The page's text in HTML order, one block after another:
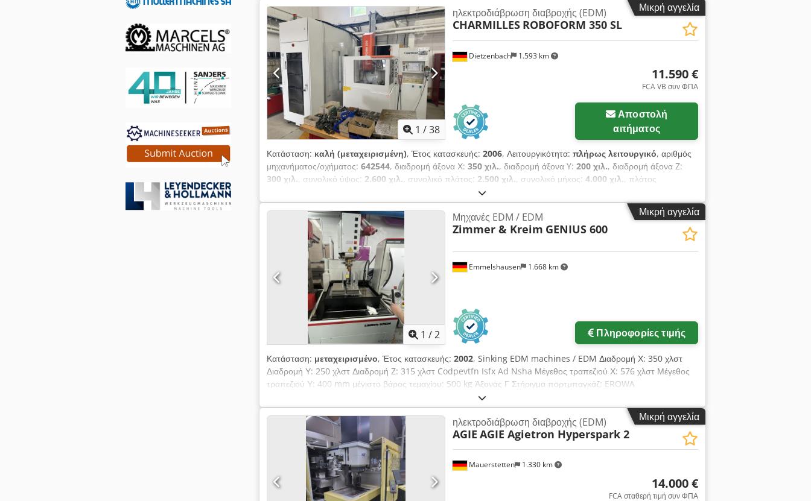
Μικρή αγγελία
1 /38
Dietzenbach 1.593 km
ηλεκτροδιάβρωση διαβροχής (EDM)
CHARMILLES ROBOFORM 350 SL
11.590 €
FCA VB συν ΦΠΑ
Αποστολή
αιτήματος
Κατάσταση: καλή (μεταχειρισμένη), Έτος κατασκευής: 2006, Λειτουργικότητα: πλήρως λειτουργικό, αριθμός
μηχανήματος/οχήματος: 642544, διαδρομή άξονα Χ: 350 χιλ., διαδρομή άξονα Y: 200 χιλ., διαδρομή άξονα Z:
300 χιλ., συνολικό ύψος: 2.600 χιλ., συνολικό πλάτος: 2.500 χιλ., συνολικό μήκος: 4.000 χιλ., πλάτος
, τάση εισόδου:
εισόδου:50 Hz, κατασκευαστής ελεγκτών:CHARMILLES, μοντέλο ελεγκτή:SOLUTION, CHARMILLES
ROBOFORM 350 SL – Μηχανή ηλεκτροδιάβρωσης με βύθιση - Ονομαστικό ρεύμα: 10,6 Α - Τραπέζι με τρεις
αυλακώσεις Codpfszldycjx Ad Njha Η μηχανή είναι εξοπλισμένη με ένα σύστημα συγκράτησης EROWA, καθώς
και ένα αυτόματο σύστημα αλλαγής εργαλείων και ηλεκτροδίων EROWA Robot Compact, με δυνατότητα αλλαγής
44 ηλεκτροδίων, επιπλέον δύο πάγκους εργασίας με τα κατάλληλα αξεσουάρ, όπως μέσα συγκράτησης, μια
πλάκα συγκράτησης και διάφορα συστήματα και ηλεκτρόδια EROWA. Προσοχή: το προϊόν πρέπει να παραληφθεί
οριστικά μεταξύ της 8ης και της 10ης Σεπτεμβρίου 2026, σε ημερομηνία που θα οριστεί αργότερα. FCA D-63128
Dietzenbach – φορτωμένο σε φορτηγό.
Μικρή αγγελία
1 /2
Emmelshausen 1.668 km
Μηχανές EDM / EDM
Zimmer & Kreim GENIUS 600
Πληροφορίες τιμής
Κατάσταση: μεταχειρισμένο, Έτος κατασκευής: 2002, Sinking EDM machines / EDM Διαδρομή Χ: 350 χλστ
Διαδρομή Υ: 250 χλστ Διαδρομή Z: 315 χλστ Codpevtfn Isfx Ad Nsha Μέγεθος τραπεζιού Χ: 576 χλστ Μέγεθος
τραπεζιού Υ: 400 mm μέγιστο βάρος τεμαχίου: 500 kg Άξονας Γ Στήριγμα πορτμπαγκάζ: EROWA
Μικρή αγγελία
Mauerstetten 1.330 km
ηλεκτροδιάβρωση διαβροχής (EDM)
AGIE AGIE Agietron Hyperspark 2
14.000 €
FCA σταθερή τιμή συν ΦΠΑ